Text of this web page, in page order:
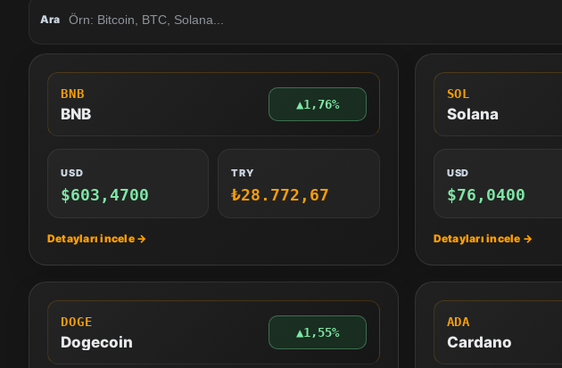
Ara
BNB
BNB
▲1,76%
USD
$603,4700
TRY
₺28.772,67
SOL
Solana
USD
$76,0400
DOGE
Dogecoin
▲1,55%
ADA
Cardano